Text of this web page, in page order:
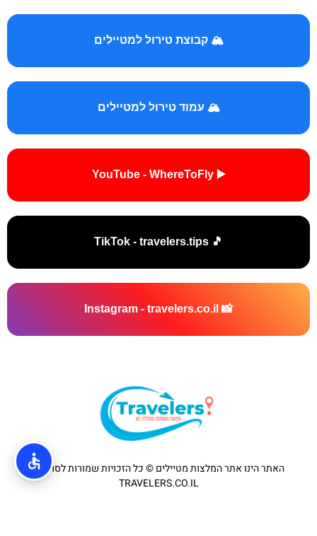
🏔️ קבוצת טירול למטיילים
🏔️ עמוד טירול למטיילים
▶️ YouTube - WhereToFly
🎵 TikTok - travelers.tips
📸 Instagram - travelers.co.il
האתר הינו אתר המלצות מטיילים © כל הזכויות שמורות לסוכנות
TRAVELERS.CO.IL